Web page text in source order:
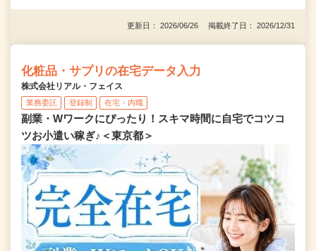
更新日： 2026/06/26 掲載終了日： 2026/12/31
化粧品・サプリの在宅データ入力
株式会社リアル・フェイス
業務委託 登録制 在宅・内職
副業・Wワークにぴったり！スキマ時間に自宅でコツコ
ツお小遣い稼ぎ♪＜東京都＞